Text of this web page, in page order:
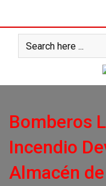
content
Bomberos
Incendio
Almacén